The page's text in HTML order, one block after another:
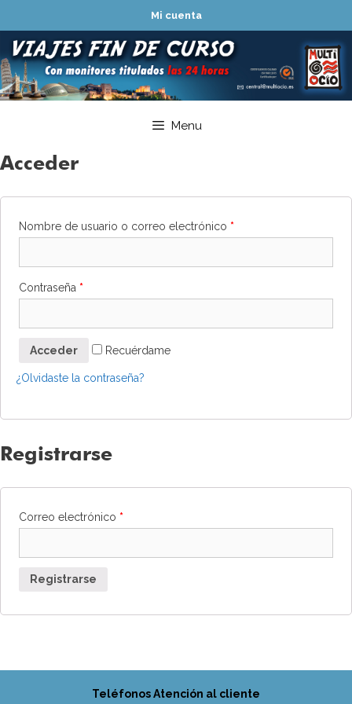
contenido
Mi cuenta
Menu
Acceder
Nombre de usuario o correo electrónico *
Contraseña *
Acceder Recuérdame
¿Olvidaste la contraseña?
Registrarse
Correo electrónico *
Registrarse
Teléfonos Atención al cliente